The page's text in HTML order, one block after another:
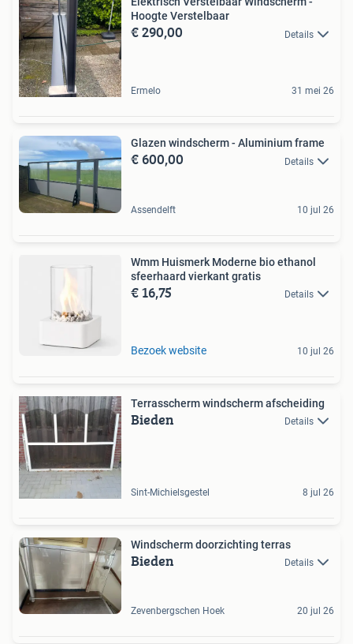
Hoogte Verstelbaar
€ 290,00 Details
Ermelo 31 mei 26
Glazen windscherm - Aluminium frame
€ 600,00 Details
Assendelft 10 jul 26
Wmm Huismerk Moderne bio ethanol
sfeerhaard vierkant gratis
€ 16,75 Details
Bezoek website 10 jul 26
Terrasscherm windscherm afscheiding
Bieden Details
Sint-Michielsgestel 8 jul 26
Windscherm doorzichting terras
Bieden Details
Zevenbergschen Hoek 20 jul 26